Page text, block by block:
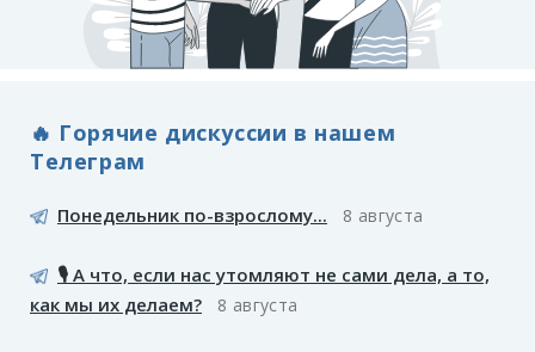
🔥 Горячие дискуссии в нашем
Телеграм
Понедельник по-взрослому... 8 августа
🎙️ А что, если нас утомляют не сами дела, а то,
как мы их делаем?
8 августа